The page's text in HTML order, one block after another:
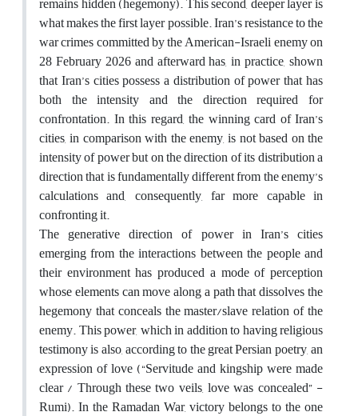
what makes the first layer possible.Iran’s resistance to the
war crimes committed by the American-Israeli enemy on
28 February 2026 and afterward has, in practice, shown
that Iran’s cities possess a distribution of power that has
both the intensity and the direction required for
confrontation. In this regard, the winning card of Iran’s
cities, in comparison with the enemy, is not based on the
intensity of power but on the direction of its distribution a
direction that is fundamentally different from the enemy’s
calculations and, consequently, far more capable in
confronting it.
The generative direction of power in Iran’s cities
emerging from the interactions between the people and
their environment has produced a mode of perception
whose elements can move along a path that dissolves the
hegemony that conceals the master/slave relation of the
enemy. This power, which in addition to having religious
testimony is also, according to the great Persian poetry, an
expression of love (“Servitude and kingship were made
clear / Through these two veils, love was concealed” -
Rumi). In the Ramadan War, victory belongs to the one